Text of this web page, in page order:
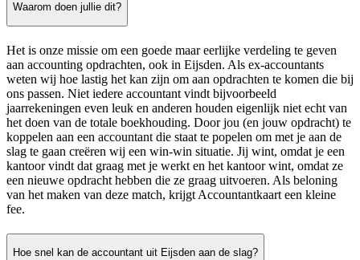
Waarom doen jullie dit?
Het is onze missie om een goede maar eerlijke verdeling te geven
aan accounting opdrachten, ook in Eijsden. Als ex-accountants
weten wij hoe lastig het kan zijn om aan opdrachten te komen die bij
ons passen. Niet iedere accountant vindt bijvoorbeeld
jaarrekeningen even leuk en anderen houden eigenlijk niet echt van
het doen van de totale boekhouding. Door jou (en jouw opdracht) te
koppelen aan een accountant die staat te popelen om met je aan de
slag te gaan creëren wij een win-win situatie. Jij wint, omdat je een
kantoor vindt dat graag met je werkt en het kantoor wint, omdat ze
een nieuwe opdracht hebben die ze graag uitvoeren. Als beloning
van het maken van deze match, krijgt Accountantkaart een kleine
fee.
Hoe snel kan de accountant uit Eijsden aan de slag?